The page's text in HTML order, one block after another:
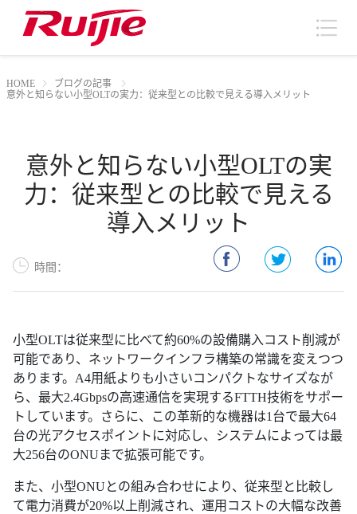
HOME
ブログの記事
意外と知らない小型OLTの実力：従来型との比較で見える導入メリット
意外と知らない小型OLTの実
力：従来型との比較で見える
導入メリット
時間：
小型OLTは従来型に比べて約60%の設備購入コスト削減が
可能であり、ネットワークインフラ構築の常識を変えつつ
あります。A4用紙よりも小さいコンパクトなサイズなが
ら、最大2.4Gbpsの高速通信を実現するFTTH技術をサポー
トしています。さらに、この革新的な機器は1台で最大64
台の光アクセスポイントに対応し、システムによっては最
大256台のONUまで拡張可能です。
また、小型ONUとの組み合わせにより、従来型と比較し
て電力消費が20%以上削減され、運用コストの大幅な改善